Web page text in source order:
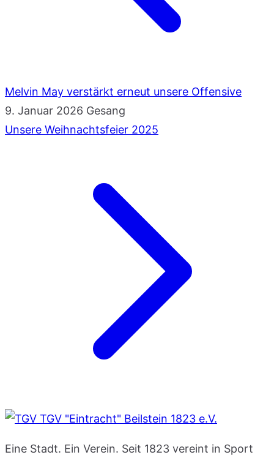
Melvin May verstärkt erneut unsere Offensive
9. Januar 2026 Gesang
Unsere Weihnachtsfeier 2025
TGV "Eintracht" Beilstein 1823 e.V.
Eine Stadt. Ein Verein. Seit 1823 vereint in Sport